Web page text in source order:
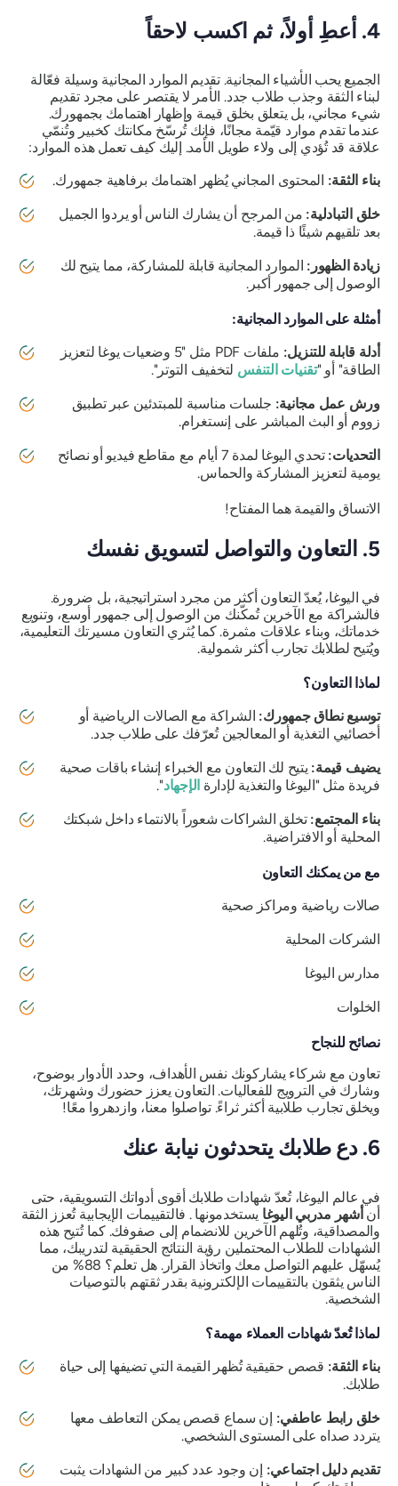
4. أعطِ أولاً، ثم اكسب لاحقاً
الجميع يحب الأشياء المجانية. تقديم الموارد المجانية وسيلة فعّالة
لبناء الثقة وجذب طلاب جدد. الأمر لا يقتصر على مجرد تقديم
شيء مجاني، بل يتعلق بخلق قيمة وإظهار اهتمامك بجمهورك.
عندما تقدم موارد قيّمة مجانًا، فإنك تُرسّخ مكانتك كخبير وتُنمّي
علاقة قد تُؤدي إلى ولاء طويل الأمد. إليك كيف تعمل هذه الموارد:
بناء الثقة:المحتوى المجاني يُظهر اهتمامك برفاهية جمهورك.
خلق التبادلية:من المرجح أن يشارك الناس أو يردوا الجميل
بعد تلقيهم شيئًا ذا قيمة.
زيادة الظهور:الموارد المجانية قابلة للمشاركة، مما يتيح لك
الوصول إلى جمهور أكبر.
أمثلة على الموارد المجانية:
أدلة قابلة للتنزيل:
ملفات PDF مثل "5 وضعيات يوغا لتعزيز
الطاقة" أو "تقنيات التنفسلتخفيف التوتر".
ورش عمل مجانية:جلسات مناسبة للمبتدئين عبر تطبيق
زووم أو البث المباشر على إنستغرام.
التحديات:
تحدي اليوغا لمدة 7 أيام مع مقاطع فيديو أو نصائح
يومية لتعزيز المشاركة والحماس.
الاتساق والقيمة هما المفتاح!
5. التعاون والتواصل لتسويق نفسك
في اليوغا، يُعدّ التعاون أكثر من مجرد استراتيجية، بل ضرورة.
فالشراكة مع الآخرين تُمكّنك من الوصول إلى جمهور أوسع، وتنويع
خدماتك، وبناء علاقات مثمرة. كما يُثري التعاون مسيرتك التعليمية،
ويُتيح لطلابك تجارب أكثر شمولية.
لماذا التعاون؟
توسيع نطاق جمهورك:الشراكة مع الصالات الرياضية أو
أخصائيي التغذية أو المعالجين تُعرّفك على طلاب جدد.
يضيف قيمة:يتيح لك التعاون مع الخبراء إنشاء باقات صحية
فريدة مثل "اليوغا والتغذية لإدارةالإجهاد".
بناء المجتمع:تخلق الشراكات شعوراً بالانتماء داخل شبكتك
المحلية أو الافتراضية.
مع من يمكنك التعاون
صالات رياضية ومراكز صحية
الشركات المحلية
مدارس اليوغا
الخلوات
نصائح للنجاح
تعاون مع شركاء يشاركونك نفس الأهداف، وحدد الأدوار بوضوح،
وشارك في الترويج للفعاليات. التعاون يعزز حضورك وشهرتك،
ويخلق تجارب طلابية أكثر ثراءً. تواصلوا معنا، وازدهروا معًا!
6. دع طلابك يتحدثون نيابة عنك
في عالم اليوغا، تُعدّ شهادات طلابك أقوى أدواتك التسويقية، حتى
أنأشهر مدربي اليوغايستخدمونها . فالتقييمات الإيجابية تُعزز الثقة
والمصداقية، وتُلهم الآخرين للانضمام إلى صفوفك. كما تُتيح هذه
الشهادات للطلاب المحتملين رؤية النتائج الحقيقية لتدريبك، مما
يُسهّل عليهم التواصل معك واتخاذ القرار. هل تعلم؟ 88% من
الناس يثقون بالتقييمات الإلكترونية بقدر ثقتهم بالتوصيات
الشخصية.
لماذا تُعدّ شهادات العملاء مهمة؟
بناء الثقة:قصص حقيقية تُظهر القيمة التي تضيفها إلى حياة
طلابك.
خلق رابط عاطفي: إن سماع قصص يمكن التعاطف معها
يتردد صداه على المستوى الشخصي.
تقديم دليل اجتماعي: إن وجود عدد كبير من الشهادات يثبت